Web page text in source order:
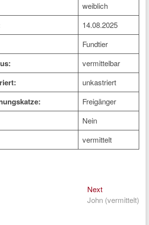
weiblich
14.08.2025
Fundtier
vermittelbar
unkastriert
Freigänger
Nein
vermittelt
NextNext
post:
John (vermittelt)